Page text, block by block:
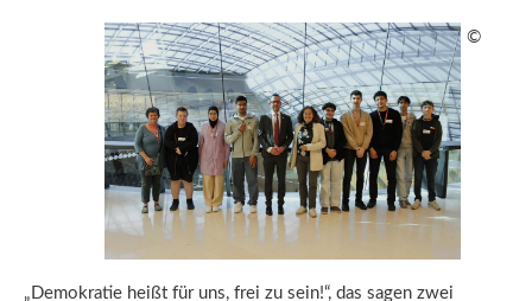
©
„Demokratie heißt für uns, frei zu sein!“, das sagen zwei